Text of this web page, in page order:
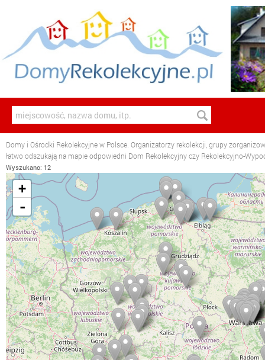
Domy i Ośrodki Rekolekcyjne w Polsce. Organizatorzy rekolekcji, grupy
łatwo odszukają na mapie odpowiedni Dom Rekolekcyjny czy Rekolekcyjno-
Wyszukano: 12
+
-